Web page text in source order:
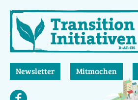
zum
Inhalt
Newsletter Mitmachen